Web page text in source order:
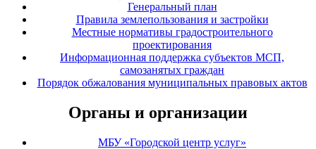
Генеральный план
Правила землепользования и застройки
Местные нормативы градостроительного
проектирования
Информационная поддержка субъектов МСП,
самозанятых граждан
Порядок обжалования муниципальных правовых актов
Органы и организации
МБУ «Городской центр услуг»